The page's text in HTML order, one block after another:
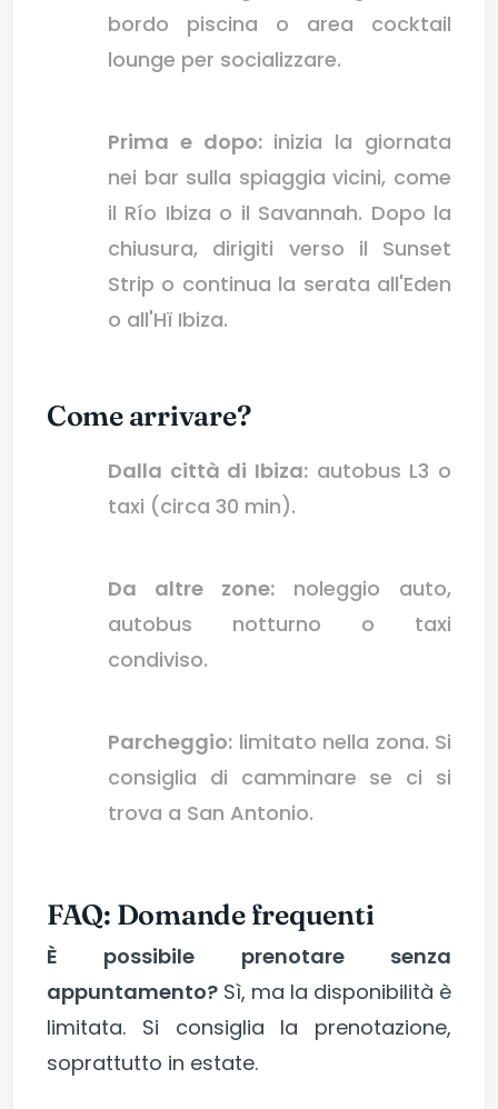
bordo piscina o area cocktail
lounge per socializzare.
Prima e dopo:inizia la giornata
nei bar sulla spiaggia vicini, come
il Río Ibiza o il Savannah. Dopo la
chiusura, dirigiti verso il Sunset
Strip o continua la serata all'Eden
o all'Hï Ibiza.
Come arrivare?
Dalla città di Ibiza: autobus L3 o
taxi (circa 30 min).
Da altre zone: noleggio auto,
autobus notturno o taxi
condiviso.
Parcheggio: limitato nella zona. Si
consiglia di camminare se ci si
trova a San Antonio.
FAQ: Domande frequenti
È possibile prenotare senza
appuntamento? Sì, ma la disponibilità è
limitata. Si consiglia la prenotazione,
soprattutto in estate.